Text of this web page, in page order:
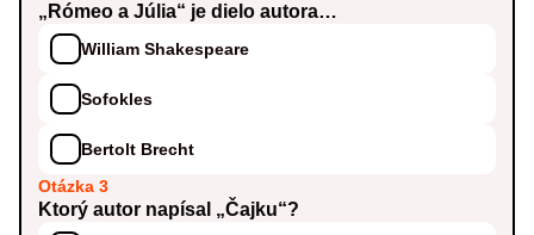
„Rómeo a Júlia“ je dielo autora…
William Shakespeare
Sofokles
Bertolt Brecht
Otázka 3
Ktorý autor napísal „Čajku“?